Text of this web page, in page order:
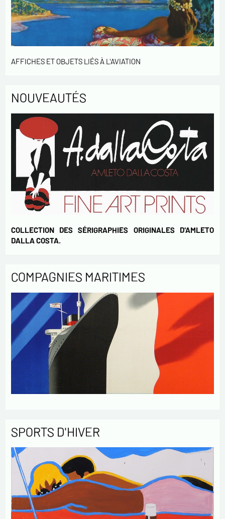
informations saisies dans ce formulaire soient
utilisées pour me contacter dans le cadre de cet
échange commercial.
En cochant cette case, j'accepte de recevoir des
votre activités.
AFFICHES ET OBJETS LIÉS À L'AVIATION
NOUVEAUTÉS
COLLECTION DES SÉRIGRAPHIES ORIGINALES D'AMLETO
DALLA COSTA.
COMPAGNIES MARITIMES
SPORTS D'HIVER